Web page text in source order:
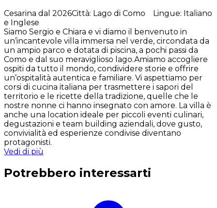
Cesarina dal 2026Città: Lago di Como Lingue: Italiano
e Inglese
Siamo Sergio e Chiara e vi diamo il benvenuto in
un’incantevole villa immersa nel verde, circondata da
un ampio parco e dotata di piscina, a pochi passi da
Como e dal suo meraviglioso lago.Amiamo accogliere
ospiti da tutto il mondo, condividere storie e offrire
un’ospitalità autentica e familiare. Vi aspettiamo per
corsi di cucina italiana per trasmettere i sapori del
territorio e le ricette della tradizione, quelle che le
nostre nonne ci hanno insegnato con amore. La villa è
anche una location ideale per piccoli eventi culinari,
degustazioni e team building aziendali, dove gusto,
convivialità ed esperienze condivise diventano
protagonisti.
Vedi di più
Potrebbero interessarti